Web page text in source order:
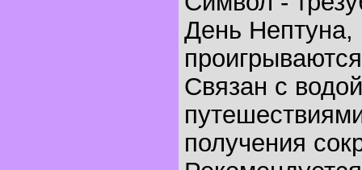
День Нептуна,
Связан с
получения